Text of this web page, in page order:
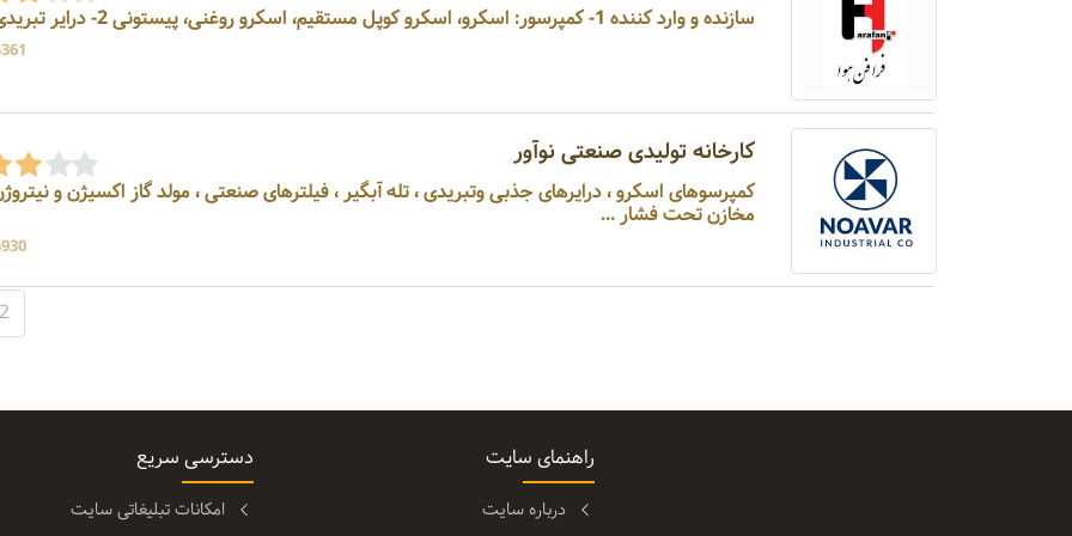
سازنده و وارد کننده 1- کمپرسور: اسکرو، اسکرو کوپل مستقیم، اسکرو روغنی، پیستونی 2- درایر تبریدی ...
4361
کارخانه تولیدی صنعتی نوآور
کمپرسوهای اسکرو ، درایرهای جذبی وتبریدی ، تله آبگیر ، فیلترهای صنعتی ، مولد گاز اکسیژن و
مخازن تحت فشار ...
5930
2
راهنمای سایت
درباره سایت
دسترسی سریع
امکانات تبلیغاتی سایت